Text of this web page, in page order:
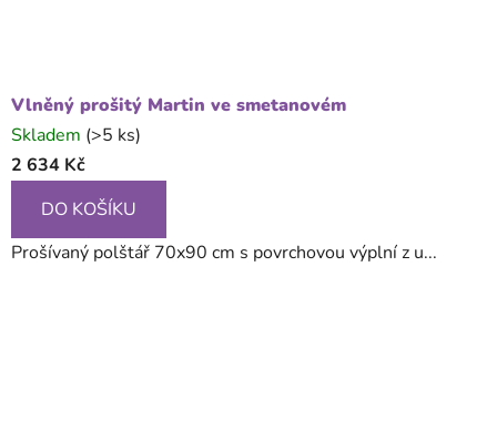
Vlněný prošitý Martin ve smetanovém
Skladem (>5 ks)
2 634 Kč
DO KOŠÍKU
Prošívaný polštář 70x90 cm s povrchovou výplní z u...